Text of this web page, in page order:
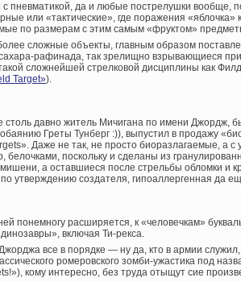
с пневматикой, да и любые пострелушки вообще,
или «тактические», где поражения «яблочка»
по размерам с этим самым «фруктом»
сложные объекты, главным образом
сахара-рафинада, так зрелищно взрывающиеся
сложнейшей стрелковой дисциплины как
Target»).
столь давно житель Мичигана по имени Джордж,
Греты Тунберг :)), выпустил в продажу
Даже не так, не просто биоразлагаемые, а
белочками, поскольку и сделаны из
а оставшиеся после стрельбы обломки и
по утверждению создателя, гипоаллергенная да
понемногу расширяется, к «человечкам»
включая Ти-рекса.
все в порядке — ну да, кто в армии служил,
ромеровского зомби-ужастика под
кому интересно, без труда отыщут сие